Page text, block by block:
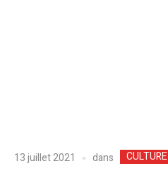
13 juillet 2021 dans CULTURE